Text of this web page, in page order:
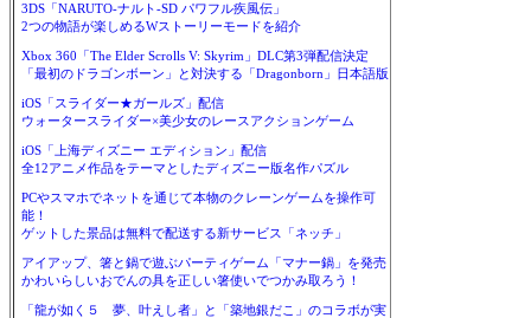
3DS「NARUTO-ナルト-SD パワフル疾風伝」
2つの物語が楽しめるWストーリーモードを紹介
Xbox 360「The Elder Scrolls V: Skyrim」DLC第3弾配信決定
「最初のドラゴンボーン」と対決する「Dragonborn」日本語版
iOS「スライダー★ガールズ」配信
ウォータースライダー×美少女のレースアクションゲーム
iOS「上海ディズニー エディション」配信
全12アニメ作品をテーマとしたディズニー版名作パズル
PCやスマホでネットを通じて本物のクレーンゲームを操作可
能！
ゲットした景品は無料で配送する新サービス「ネッチ」
アイアップ、箸と鍋で遊ぶパーティゲーム「マナー鍋」を発売
かわいらしいおでんの具を正しい箸使いでつかみ取ろう！
「龍が如く５ 夢、叶えし者」と「築地銀だこ」のコラボが実